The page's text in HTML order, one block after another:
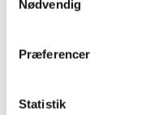
Nødvendig
Præferencer
Statistik